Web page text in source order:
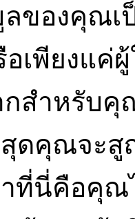
ลของคุณ
เพียงแค่
สำหรับคุ
ดคุณจะสู
นี่คือคุณ